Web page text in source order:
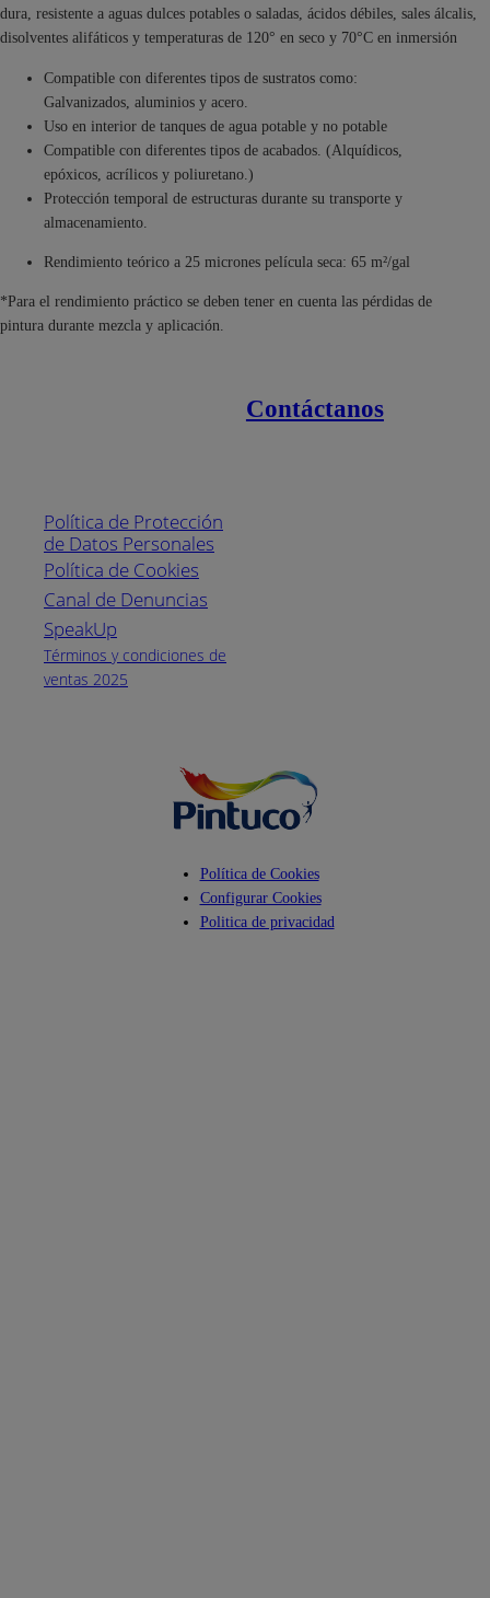
dura, resistente a aguas dulces potables o saladas, ácidos débiles, sales álcalis,
disolventes alifáticos y temperaturas de 120° en seco y 70°C en inmersión
Compatible con diferentes tipos de sustratos como:
Galvanizados, aluminios y acero.
Uso en interior de tanques de agua potable y no potable
Compatible con diferentes tipos de acabados. (Alquídicos,
epóxicos, acrílicos y poliuretano.)
Protección temporal de estructuras durante su transporte y
almacenamiento.
Rendimiento teórico a 25 micrones película seca: 65 m²/gal
*Para el rendimiento práctico se deben tener en cuenta las pérdidas de
pintura durante mezcla y aplicación.
Política de Protección
de Datos Personales
Política de Cookies
Canal de Denuncias
SpeakUp
Términos y condiciones de
ventas 2025
Contáctanos
Política de Cookies
Configurar Cookies
Politica de privacidad